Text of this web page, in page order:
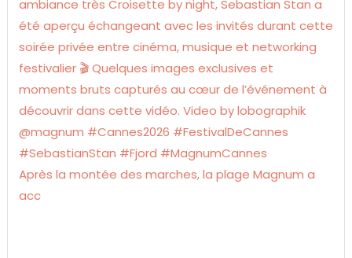
Après la montée des marches, la plage Magnum a
acc